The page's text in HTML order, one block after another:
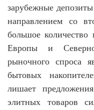
зарубежные
направлением со
большое
Европы и
рыночного спроса
бытовых
лишает
элитных товаров